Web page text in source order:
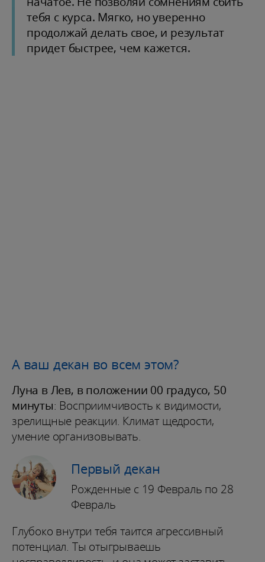
тебя с курса. Мягко, но уверенно
продолжай делать свое, и результат
придет быстрее, чем кажется.
А ваш декан во всем этом?
Луна в Лев, в положении 00 градусо, 50
минуты: Восприимчивость к видимости,
зрелищные реакции. Климат щедрости,
умение организовывать.
Первый декан
Рожденные с 19 Февраль по 28
Февраль
Глубоко внутри тебя таится агрессивный
потенциал. Ты отыгрываешь